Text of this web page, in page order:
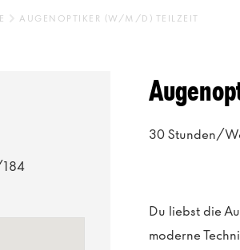
AUGENOPTIKER (W/M/D) TEILZEIT
30 Stunden/
Du liebst die
moderne